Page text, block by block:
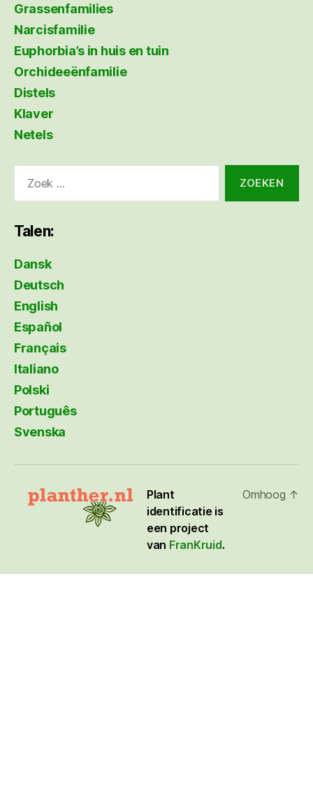
Grassenfamilies
Narcisfamilie
Euphorbia’s in huis en tuin
Orchideeënfamilie
Distels
Klaver
Netels
naar:
Talen:
Dansk
Deutsch
English
Español
Français
Italiano
Polski
Português
Svenska
Plant
identificatie is
een project
van FranKruid.
Omhoog ↑